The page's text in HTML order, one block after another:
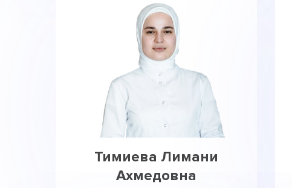
Тимиева Лимани
Ахмедовна